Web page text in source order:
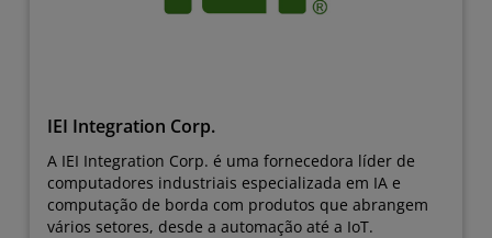
IEI Integration Corp.
A IEI Integration Corp. é uma fornecedora líder de
computadores industriais especializada em IA e
computação de borda com produtos que abrangem
vários setores, desde a automação até a IoT.